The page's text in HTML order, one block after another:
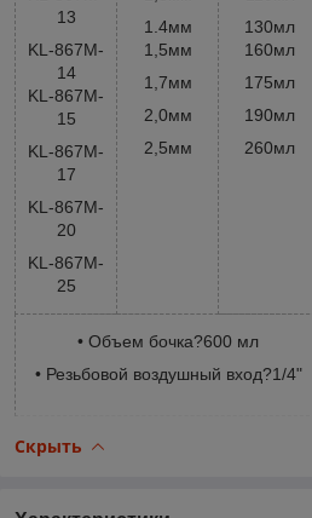
13
KL-867M-
14
KL-867M-
15
KL-867M-
17
KL-867M-
20
KL-867M-
25
1.4мм
1,5мм
1,7мм
2,0мм
2,5мм
130мл
160мл
175мл
190мл
260мл
• Объем бочка?600 мл
• Резьбовой воздушный вход?1/4"
Скрыть